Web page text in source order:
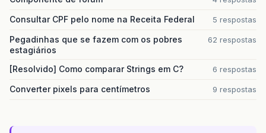
Consultar CPF pelo nome na Receita Federal 5 respostas
Pegadinhas que se fazem com os pobres
estagiários
62 respostas
[Resolvido] Como comparar Strings em C? 6 respostas
Converter pixels para centímetros 9 respostas